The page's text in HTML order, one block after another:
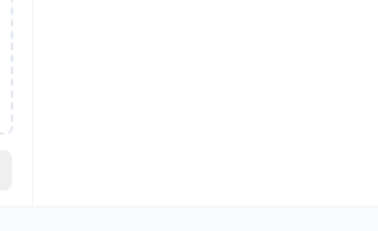
Pro